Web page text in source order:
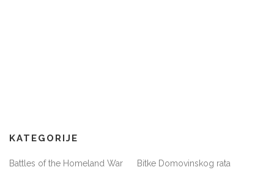
KATEGORIJE
Battles of the Homeland War
Bitke Domovinskog rata